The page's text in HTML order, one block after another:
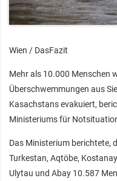
Wien / DasFazit
Mehr als 10.000 Menschen
Überschwemmungen aus
Kasachstans evakuiert,
Ministeriums für
Das Ministerium berichtete,
Turkestan, Aqtöbe,
Ulytau und Abay 10.587